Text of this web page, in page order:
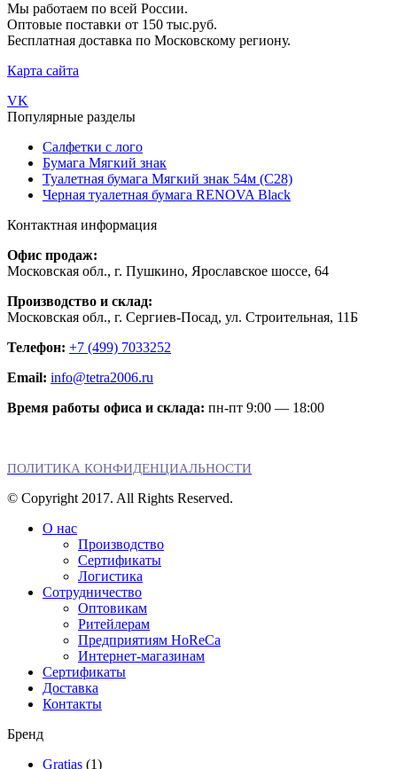
Мы работаем по всей России.
Оптовые поставки от 150 тыс.руб.
Бесплатная доставка по Московскому региону.
Карта сайта
VK
Популярные разделы
Салфетки с лого
Бумага Мягкий знак
Туалетная бумага Мягкий знак 54м (С28)
Черная туалетная бумага RENOVA Black
Контактная информация
Офис продаж:
Московская обл., г. Пушкино, Ярославское шоссе, 64
Производство и склад:
Московская обл., г. Сергиев-Посад, ул. Строительная, 11Б
Телефон: +7 (499) 7033252
Email: info@tetra2006.ru
Время работы офиса и склада: пн-пт 9:00 — 18:00
ПОЛИТИКА КОНФИДЕНЦИАЛЬНОСТИ
© Copyright 2017. All Rights Reserved.
О нас
Производство
Сертификаты
Логистика
Сотрудничество
Оптовикам
Ритейлерам
Предприятиям HoReCa
Интернет-магазинам
Сертификаты
Доставка
Контакты
Бренд
Gratias (1)